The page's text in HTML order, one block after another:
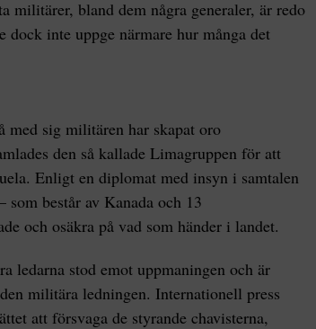
militärer, bland dem några generaler, är redo
inte uppge närmare hur många det
med sig militären har skapat oro
den så kallade Limagruppen för att
Enligt en diplomat med insyn i samtalen
består av Kanada och 13
och osäkra på vad som händer i landet.
ledarna stod emot uppmaningen och är
militära ledningen. Internationell press
att försvaga de styrande chavisterna,